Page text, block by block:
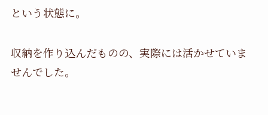
という状態に。
収納を作り込んだものの、実際には活かせていま
せんでした。